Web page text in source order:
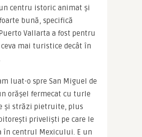
centru istoric animat și
bună, specifică
Vallarta a fost pentru
mai turistice decât în
luat-o spre San Miguel de
orășel fermecat cu turle
și străzi pietruite, plus
priveliști pe care le
în centrul Mexicului. E un